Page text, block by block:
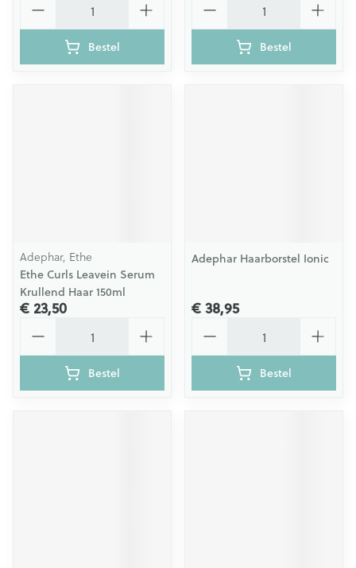
Bestel Bestel
Adephar, Ethe
Ethe Curls Leavein Serum
Krullend Haar 150ml
€ 23,50
Bestel
Adephar Haarborstel Ionic
€ 38,95
Bestel